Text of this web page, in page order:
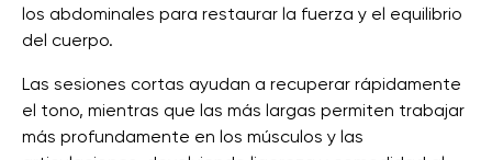
los abdominales para restaurar la fuerza y ​​el equilibrio
del cuerpo.
Las sesiones cortas ayudan a recuperar rápidamente
el tono, mientras que las más largas permiten trabajar
más profundamente en los músculos y las